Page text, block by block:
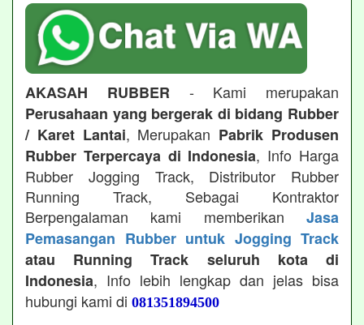
AKASAH RUBBER - Kami merupakan
Perusahaan yang bergerak di bidang Rubber
/ Karet Lantai, Merupakan Pabrik Produsen
Rubber Terpercaya di Indonesia, Info Harga
Rubber Jogging Track, Distributor Rubber
Running Track, Sebagai Kontraktor
Berpengalaman kami memberikan Jasa
Pemasangan Rubber untuk Jogging Track
atau Running Track seluruh kota di
Indonesia, Info lebih lengkap dan jelas bisa
hubungi kami di 081351894500